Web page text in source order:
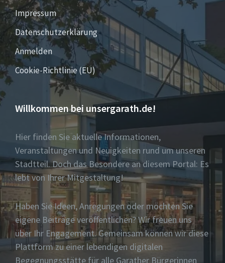
Impressum
Datenschutzerklärung
Anmelden
Cookie-Richtlinie (EU)
Willkommen bei unsergarath.de!
Hier finden Sie aktuelle Informationen,
Veranstaltungen und Neuigkeiten rund um unseren
Stadtteil. Doch das Besondere an diesem Portal: Es
lebt von Ihrer Mitgestaltung!
Haben Sie Ideen, Anregungen oder möchten Sie
eigene Beiträge veröffentlichen? Wir freuen uns
über Ihr Engagement. Gemeinsam können wir diese
Plattform zu einer lebendigen digitalen
Begegnungsstätte für alle Garather Bürgerinnen